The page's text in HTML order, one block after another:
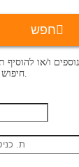
חפש
חיפוש ובחירת המלון המבוקש.